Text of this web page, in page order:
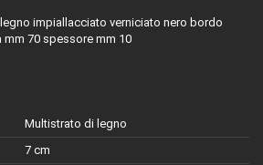
impiallacciato verniciato nero bordo
70 spessore mm 10
Multistrato di legno
7 cm